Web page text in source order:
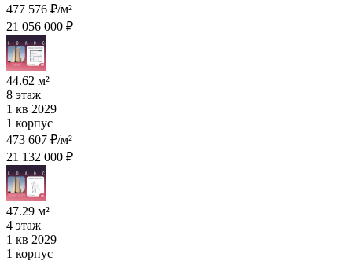
477 576 ₽/м²
21 056 000 ₽
44.62 м²
8 этаж
1 кв 2029
1 корпус
473 607 ₽/м²
21 132 000 ₽
47.29 м²
4 этаж
1 кв 2029
1 корпус